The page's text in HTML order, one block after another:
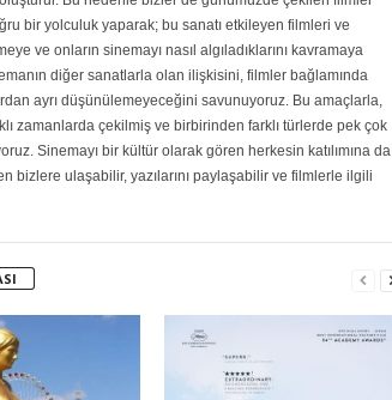
bir yolculuk yaparak; bu sanatı etkileyen filmleri ve
ve onların sinemayı nasıl algıladıklarını kavramaya
diğer sanatlarla olan ilişkisini, filmler bağlamında
ayrı düşünülemeyeceğini savunuyoruz. Bu amaçlarla,
zamanlarda çekilmiş ve birbirinden farklı türlerde pek çok
Sinemayı bir kültür olarak gören herkesin katılımına da
bizlere ulaşabilir, yazılarını paylaşabilir ve filmlerle ilgili